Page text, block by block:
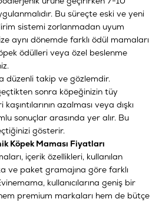
Bu süreçte eski ve yeni
sistemi zorlanmadan uyum
aynı dönemde farklı ödül mamaları
ödülleri veya özel beslenme
düzenli takip ve gözlemdir.
sonra köpeğinizin tüy
azalması veya dışkı
sonuçlar arasında yer alır. Bu
gösterir.
Köpek Maması Fiyatları
içerik özellikleri, kullanılan
ve paket gramajına göre farklı
kullanıcılarına geniş bir
premium markaları hem de bütçe